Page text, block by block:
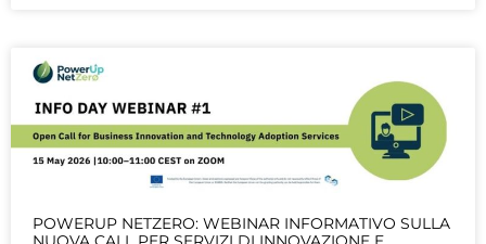
POWERUP NETZERO: WEBINAR INFORMATIVO SULLA